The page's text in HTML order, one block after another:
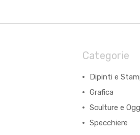
Categorie
Dipinti e
Grafica
Sculture e
Specchiere